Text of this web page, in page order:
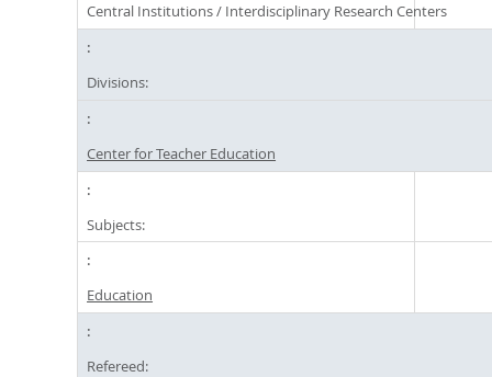
Central Institutions / Interdisciplinary Research Centers
Divisions:
Center for Teacher Education
Subjects:
Education
Refereed: